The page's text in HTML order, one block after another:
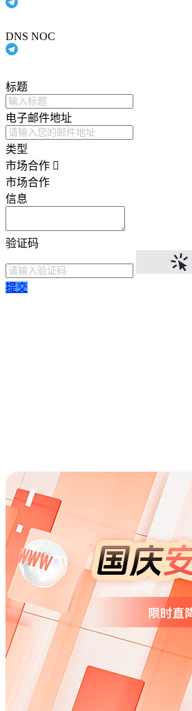
DNS NOC
标题
电子邮件地址
类型
市场合作
市场合作
信息
验证码
提交